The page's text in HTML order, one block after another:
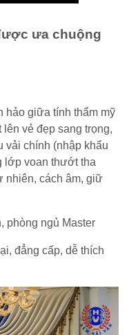
ưa chuộng
hảo giữa tính thẩm mỹ
vẻ đẹp sang trọng,
vải chính (nhập khẩu
lớp voan thướt tha
nhiên, cách âm, giữ
phòng ngủ Master
đẳng cấp, dễ thích